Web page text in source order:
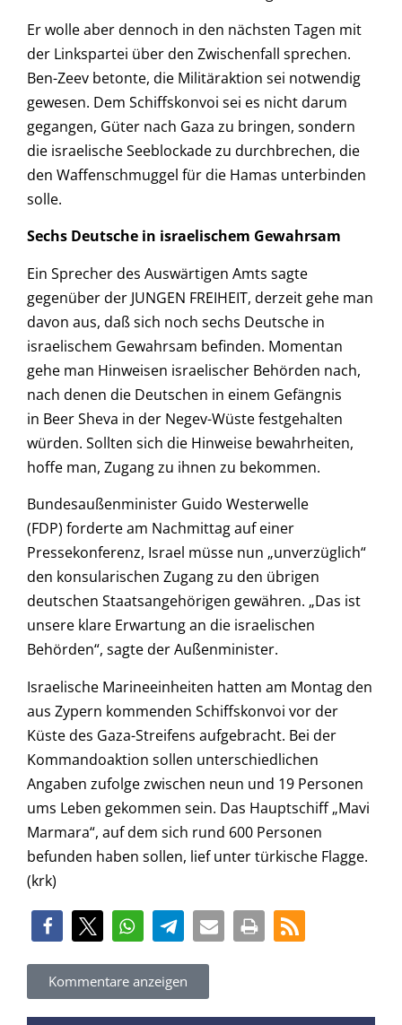
Er wolle aber dennoch in den nächsten Tagen mit
der Linkspartei über den Zwischenfall sprechen.
Ben-Zeev betonte, die Militäraktion sei notwendig
gewesen. Dem Schiffskonvoi sei es nicht darum
gegangen, Güter nach Gaza zu bringen, sondern
die israelische Seeblockade zu durchbrechen, die
den Waffenschmuggel für die Hamas unterbinden
solle.
Sechs Deutsche in israelischem Gewahrsam
Ein Sprecher des Auswärtigen Amts sagte
gegenüber der JUNGEN FREIHEIT, derzeit gehe man
davon aus, daß sich noch sechs Deutsche in
israelischem Gewahrsam befinden. Momentan
gehe man Hinweisen israelischer Behörden nach,
nach denen die Deutschen in einem Gefängnis
in Beer Sheva in der Negev-Wüste festgehalten
würden. Sollten sich die Hinweise bewahrheiten,
hoffe man, Zugang zu ihnen zu bekommen.
Bundesaußenminister Guido Westerwelle
(FDP) forderte am Nachmittag auf einer
Pressekonferenz, Israel müsse nun „unverzüglich“
den konsularischen Zugang zu den übrigen
deutschen Staatsangehörigen gewähren. „Das ist
unsere klare Erwartung an die israelischen
Behörden“, sagte der Außenminister.
Israelische Marineeinheiten hatten am Montag den
aus Zypern kommenden Schiffskonvoi vor der
Küste des Gaza-Streifens aufgebracht. Bei der
Kommandoaktion sollen unterschiedlichen
Angaben zufolge zwischen neun und 19 Personen
ums Leben gekommen sein. Das Hauptschiff „Mavi
Marmara“, auf dem sich rund 600 Personen
befunden haben sollen, lief unter türkische Flagge.
(krk)
Kommentare anzeigen